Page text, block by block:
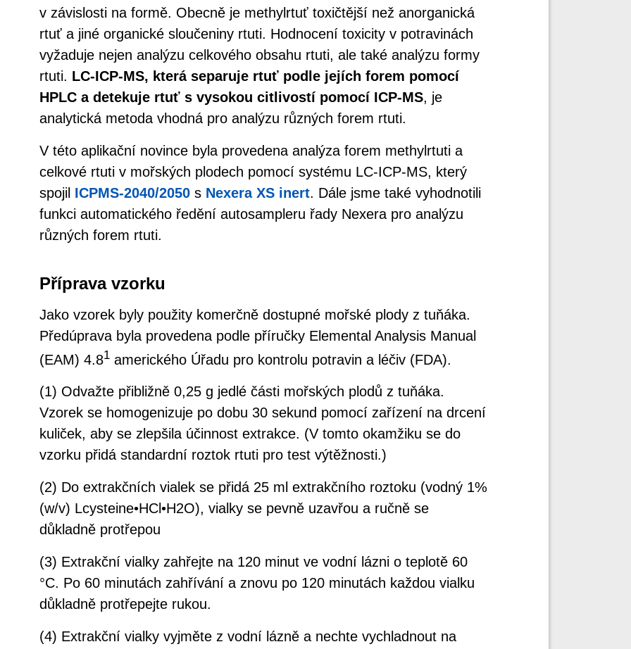
v závislosti na formě. Obecně je methylrtuť toxičtější než anorganická
rtuť a jiné organické sloučeniny rtuti. Hodnocení toxicity v potravinách
vyžaduje nejen analýzu celkového obsahu rtuti, ale také analýzu formy
rtuti. LC-ICP-MS, která separuje rtuť podle jejích forem pomocí
HPLC a detekuje rtuť s vysokou citlivostí pomocí ICP-MS, je
analytická metoda vhodná pro analýzu různých forem rtuti.
V této aplikační novince byla provedena analýza forem methylrtuti a
celkové rtuti v mořských plodech pomocí systému LC-ICP-MS, který
spojil ICPMS-2040/2050s Nexera XS inert. Dále jsme také vyhodnotili
funkci automatického ředění autosampleru řady Nexera pro analýzu
různých forem rtuti.
Příprava vzorku
Jako vzorek byly použity komerčně dostupné mořské plody z tuňáka.
Předúprava byla provedena podle příručky Elemental Analysis Manual
(EAM) 4.81amerického Úřadu pro kontrolu potravin a léčiv (FDA).
(1) Odvažte přibližně 0,25 g jedlé části mořských plodů z tuňáka.
Vzorek se homogenizuje po dobu 30 sekund pomocí zařízení na drcení
kuliček, aby se zlepšila účinnost extrakce. (V tomto okamžiku se do
vzorku přidá standardní roztok rtuti pro test výtěžnosti.)
(2) Do extrakčních vialek se přidá 25 ml extrakčního roztoku (vodný 1%
(w/v) Lcysteine•HCl•H2O), vialky se pevně uzavřou a ručně se
důkladně protřepou
(3) Extrakční vialky zahřejte na 120 minut ve vodní lázni o teplotě 60
°C. Po 60 minutách zahřívání a znovu po 120 minutách každou vialku
důkladně protřepejte rukou.
(4) Extrakční vialky vyjměte z vodní lázně a nechte vychladnout na